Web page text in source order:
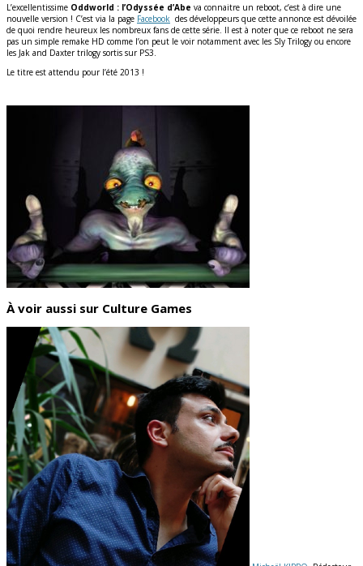
L’excellentissime Oddworld : l’Odyssée d’Abe va connaitre un reboot, c’est à dire une
nouvelle version ! C’est via la page Facebook des développeurs que cette annonce est dévoilée
de quoi rendre heureux les nombreux fans de cette série. Il est à noter que ce reboot ne sera
pas un simple remake HD comme l’on peut le voir notamment avec les Sly Trilogy ou encore
les Jak and Daxter trilogy sortis sur PS3.
Le titre est attendu pour l’été 2013 !
À voir aussi sur Culture Games